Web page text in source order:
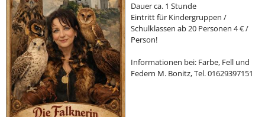
Dauer ca. 1 Stunde
Eintritt für Kindergruppen /
Schulklassen ab 20 Personen 4 € /
Person!
Informationen bei: Farbe, Fell und
Federn M. Bonitz, Tel. 01629397151